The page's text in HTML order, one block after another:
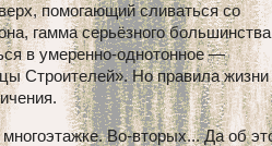
помогающий сливаться со
гамма серьёзного большинства
в умеренно-однотонное —
Строителей». Но правила жизни
Во-вторых... Да об